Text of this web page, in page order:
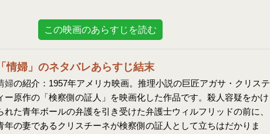
この映画のあらすじを読む
「情婦」のネタバレあらすじ結末
婦の紹介：1957年アメリカ映画。推理小説の巨匠アガサ・クリステ
ー原作の「検察側の証人」を映画化した作品です。殺人容疑をかけ
れた青年ボールの弁護を引き受けた弁護士ウィルフリッドの前に、
年の妻であるクリスチーネが検察側の証人として立ちはだかりま